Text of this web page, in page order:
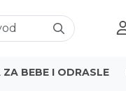
BEBE I ODRASLE